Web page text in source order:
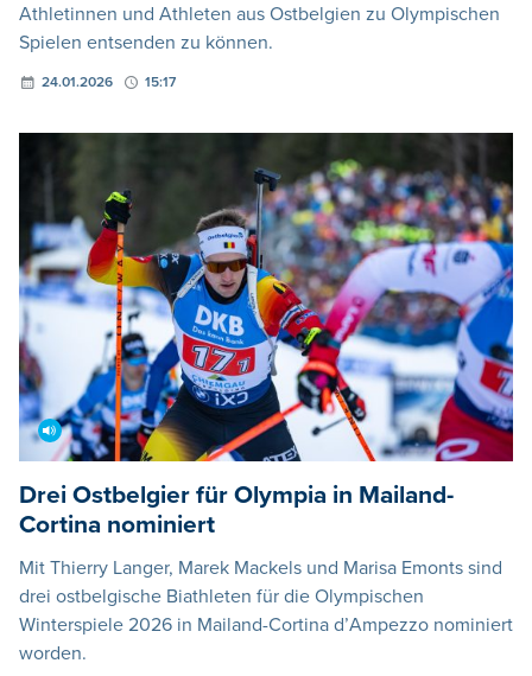
Athletinnen und Athleten aus Ostbelgien zu Olympischen
Spielen entsenden zu können.
24.01.2026 15:17
Drei Ostbelgier für Olympia in Mailand-
Cortina nominiert
Mit Thierry Langer, Marek Mackels und Marisa Emonts sind
drei ostbelgische Biathleten für die Olympischen
Winterspiele 2026 in Mailand-Cortina d’Ampezzo nominiert
worden.